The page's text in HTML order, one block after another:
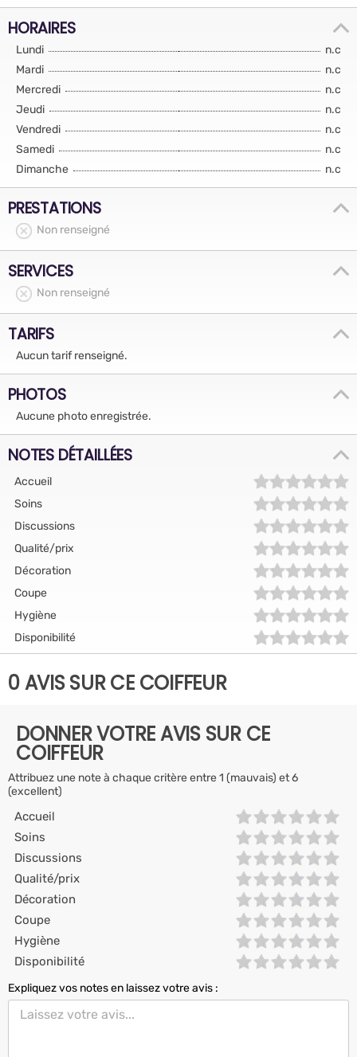
HORAIRES
Lundi
n.c
Mardi
n.c
Mercredi
n.c
Jeudi
n.c
Vendredi
n.c
Samedi
n.c
Dimanche
n.c
PRESTATIONS
Non renseigné
SERVICES
Non renseigné
TARIFS
Aucun tarif renseigné.
PHOTOS
Aucune photo enregistrée.
NOTES DÉTAILLÉES
Accueil
Soins
Discussions
Qualité/prix
Décoration
Coupe
Hygiène
Disponibilité
0 AVIS SUR CE COIFFEUR
DONNER VOTRE AVIS SUR CE
COIFFEUR
Attribuez une note à chaque critère entre 1 (mauvais) et 6
(excellent)
Accueil
Soins
Discussions
Qualité/prix
Décoration
Coupe
Hygiène
Disponibilité
Expliquez vos notes en laissez votre avis :